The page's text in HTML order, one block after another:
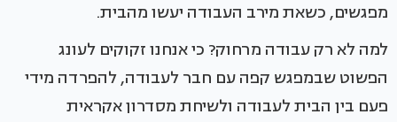
מפגשים, כשאת מירב העבודה יעשו מהבית.
למה לא רק עבודה מרחוק? כי אנחנו זקוקים לעונג
הפשוט שבמפגש קפה עם חבר לעבודה, להפרדה מידי
פעם בין הבית לעבודה ולשיחת מסדרון אקראית